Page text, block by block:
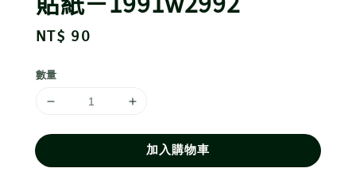
Regular
NT$ 90
數量
加入購物車